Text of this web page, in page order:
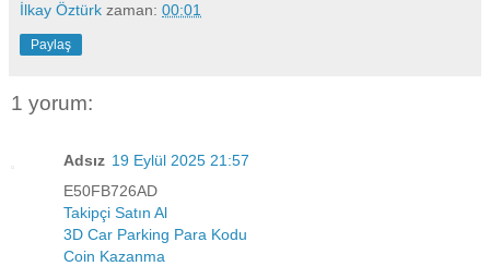
İlkay Öztürk zaman: 00:01
Paylaş
1 yorum:
Adsız 19 Eylül 2025 21:57
E50FB726AD
Takipçi Satın Al
3D Car Parking Para Kodu
Coin Kazanma